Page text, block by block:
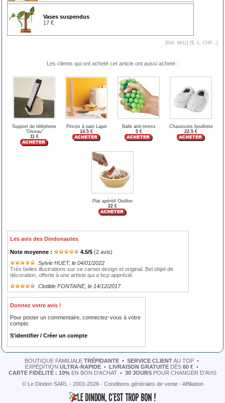
Vases suspendus
17 €
[Réf. 9611] [$, £, CHF...]
Les clients qui ont acheté cet article ont aussi acheté :
Support de téléphone
"Oiseau"
11 €
Pinces à pain Lapin
14.5 €
Balle anti-stress
5 €
Chaussons bouillotte
22.5 €
Plat apéritif Oisillon
22 €
Les avis des Dindonautes
Note moyenne : 4.5/5 (2 avis)
Sylvie HUET, le 04/01/2022
Très belles illustrations sur ce carnet design et original. Bel objet de
décoration, offerte à une artiste qui a bcp apprécié.
Clotilde FONTAINE, le 14/12/2017
Donnez votre avis !
Pour poster un commentaire, connectez-vous à votre
compte.
S'identifier / Créer un compte
BOUTIQUE FAMILIALE TRÉPIDANTE • SERVICE CLIENTAU TOP •
EXPÉDITION ULTRA-RAPIDE • LIVRAISON GRATUITE DÈS 60 € •
CARTE FIDÉLITÉ : 10% EN BON D'ACHAT • 30 JOURS POUR CHANGER D'AVIS
© Le Dindon SARL - 2003-2026 - Conditions générales de vente- Affiliation